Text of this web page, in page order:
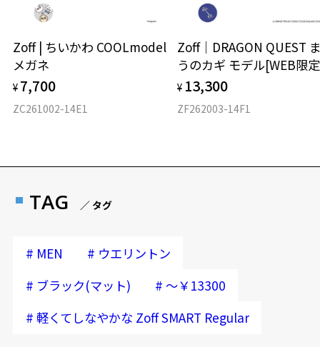
Zoff | ちいかわ COOLmodel
メガネ
¥ 7,700
ZC261002-14E1
Zoff｜DRAGON QUEST
うのカギ モデル[WEB限
¥ 13,300
ZF262003-14F1
TAG ／ タグ
# MEN # ウエリントン
# ブラック(マット) # ～￥13300
# 軽くてしなやかな Zoff SMART Regular